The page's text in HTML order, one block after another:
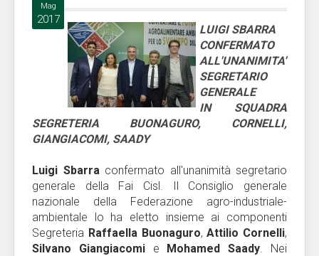
Mag
2017
LUIGI SBARRA
CONFERMATO
ALL'UNANIMITA'
SEGRETARIO
GENERALE
IN SQUADRA
SEGRETERIA BUONAGURO, CORNELLI,
GIANGIACOMI, SAADY
Luigi Sbarraconfermato all'unanimità segretario
generale della Fai Cisl. Il Consiglio generale
nazionale della Federazione agro-industriale-
ambientale lo ha eletto insieme ai componenti
Segreteria Raffaella Buonaguro,Attilio Cornelli,
Silvano Giangiacomie Mohamed Saady. Nei